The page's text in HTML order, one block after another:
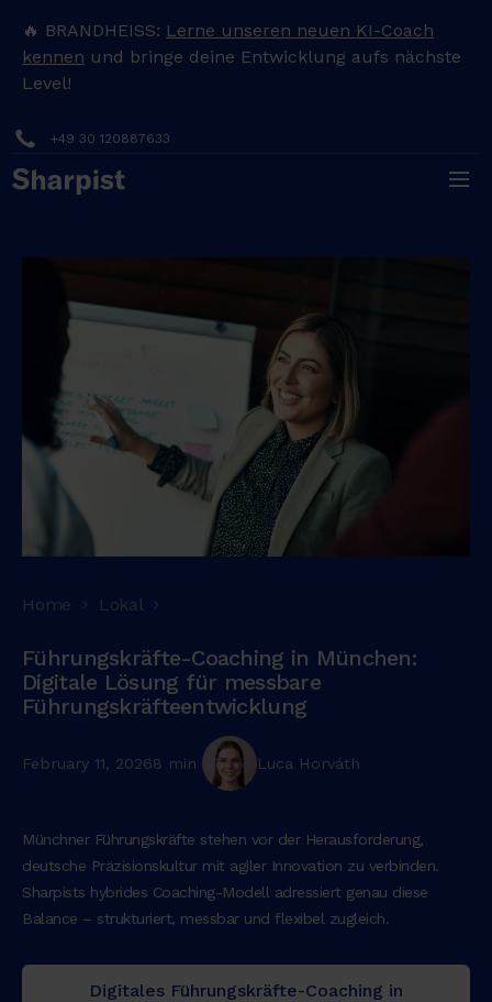
🔥 BRANDHEISS: Lerne unseren neuen KI-Coach
kennen und bringe deine Entwicklung aufs nächste
Level!
+49 30 120887633
Home Lokal
Führungskräfte-Coaching in München:
Digitale Lösung für messbare
Führungskräfteentwicklung
February 11, 20268 min Luca Horváth
Münchner Führungskräfte stehen vor der Herausforderung,
deutsche Präzisionskultur mit agiler Innovation zu verbinden.
Sharpists hybrides Coaching-Modell adressiert genau diese
Balance – strukturiert, messbar und flexibel zugleich.
Digitales Führungskräfte-Coaching in